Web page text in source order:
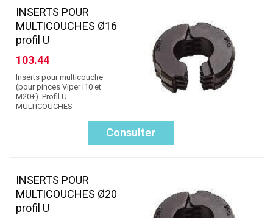
INSERTS POUR
MULTICOUCHES Ø16
profil U
103.44
Inserts pour multicouche
(pour pinces Viper i10 et
M20+). Profil U -
MULTICOUCHES
Consulter
INSERTS POUR
MULTICOUCHES Ø20
profil U